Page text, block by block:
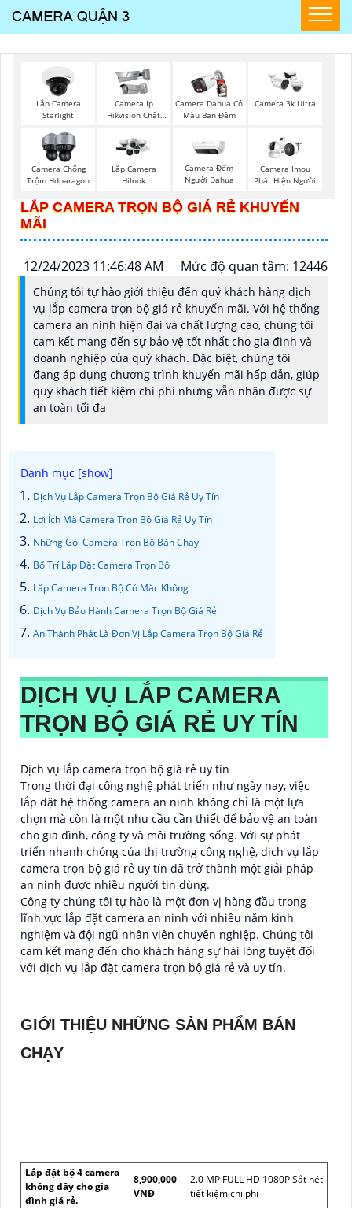
Lắp Camera
Starlight
Camera Ip
Hikvision Chất
Camera Dahua Có
Màu Ban Đêm
Camera 3k Ultra
Camera Chống
Trộm Hdparagon
Lắp Camera
Hilook
Camera Đếm
Người Dahua
Camera Imou
Phát Hiện Người
LẮP CAMERA TRỌN BỘ GIÁ RẺ KHUYẾN
MÃI
12/24/2023 11:46:48 AM Mức độ quan tâm: 12446
Chúng tôi tự hào giới thiệu đến quý khách hàng dịch
vụ lắp camera trọn bộ giá rẻ khuyến mãi. Với hệ thống
camera an ninh hiện đại và chất lượng cao, chúng tôi
cam kết mang đến sự bảo vệ tốt nhất cho gia đình và
doanh nghiệp của quý khách. Đặc biệt, chúng tôi
đang áp dụng chương trình khuyến mãi hấp dẫn, giúp
quý khách tiết kiệm chi phí nhưng vẫn nhận được sự
an toàn tối đa
Dịch Vụ Lắp Camera Trọn Bộ Giá Rẻ Uy Tín
Lợi Ích Mà Camera Trọn Bộ Giá Rẻ Uy Tín
Những Gói Camera Trọn Bộ Bán Chạy
Bố Trí Lắp Đặt Camera Trọn Bộ
Lắp Camera Trọn Bộ Có Mắc Không
Dịch Vụ Bảo Hành Camera Trọn Bộ Giá Rẻ
An Thành Phát Là Đơn Vị Lắp Camera Trọn Bộ Giá Rẻ
DỊCH VỤ LẮP CAMERA
TRỌN BỘ GIÁ RẺ UY TÍN
Dịch vụ lắp camera trọn bộ giá rẻ uy tín
Trong thời đại công nghệ phát triển như ngày nay, việc
lắp đặt hệ thống camera an ninh không chỉ là một lựa
chọn mà còn là một nhu cầu cần thiết để bảo vệ an toàn
cho gia đình, công ty và môi trường sống. Với sự phát
triển nhanh chóng của thị trường công nghệ, dịch vụ lắp
camera trọn bộ giá rẻ uy tín đã trở thành một giải pháp
an ninh được nhiều người tin dùng.
Công ty chúng tôi tự hào là một đơn vị hàng đầu trong
lĩnh vực lắp đặt camera an ninh với nhiều năm kinh
nghiệm và đội ngũ nhân viên chuyên nghiệp. Chúng tôi
cam kết mang đến cho khách hàng sự hài lòng tuyệt đối
với dịch vụ lắp đặt camera trọn bộ giá rẻ và uy tín.
GIỚI THIỆU NHỮNG SẢN PHẨM BÁN
CHẠY
Lắp đặt bộ 4 camera
không dây cho gia
đình giá rẻ.
8,900,000
VNĐ
2.0 MP FULL HD 1080P Sắt nét
tiết kiệm chi phí